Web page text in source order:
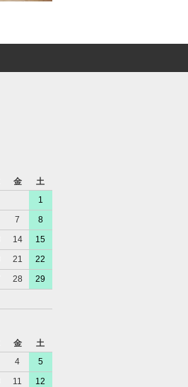
金
土
1
7
8
14
15
21
22
28
29
金
土
4
5
11
12